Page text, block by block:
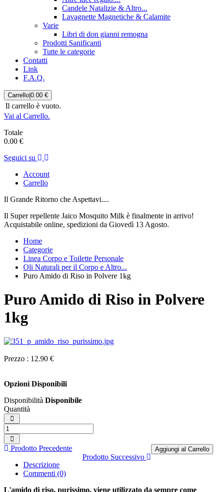
Candele Natalizie & Altro...
Lavagnette Magnetiche & Calamite
Varie
Libri di don gianni remogna
Prodotti Sanificanti
Tutte le categorie
Contatti
Link
F.A.Q.
Carrello 0.00 €
Il carrello è vuoto.
Vai al Carrello.
Totale
0.00 €
Seguici su
Account
Carrello
Il Grande Ritorno che Aspettavi....
Il Super repellente Jaico Mosquito Milk è finalmente in arrivo!
Acquistabile online, spedizioni da Giovedì 13 Agosto.
Home
Categorie
Linea Corpo e Toilette Personale
Oli Naturali per il Corpo e Altro...
Puro Amido di Riso in Polvere 1kg
Puro Amido di Riso in Polvere
1kg
Prezzo : 12.90 €
Opzioni Disponibili
Disponibilità Disponibile
Quantità
Aggiungi al Carrello
Prodotto Precedente
Prodotto Successivo
Descrizione
Commenti (0)
L'amido di riso, purissimo, viene utilizzato da sempre come